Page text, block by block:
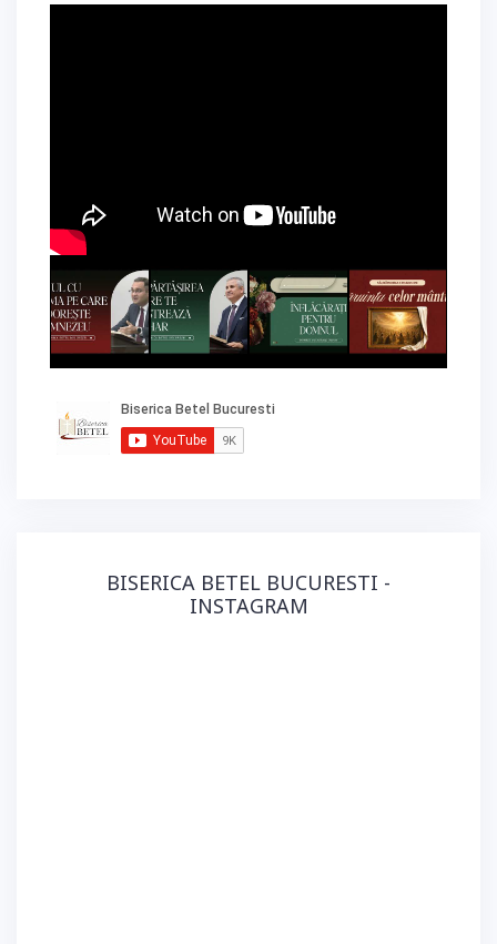
BISERICA BETEL BUCURESTI -
INSTAGRAM